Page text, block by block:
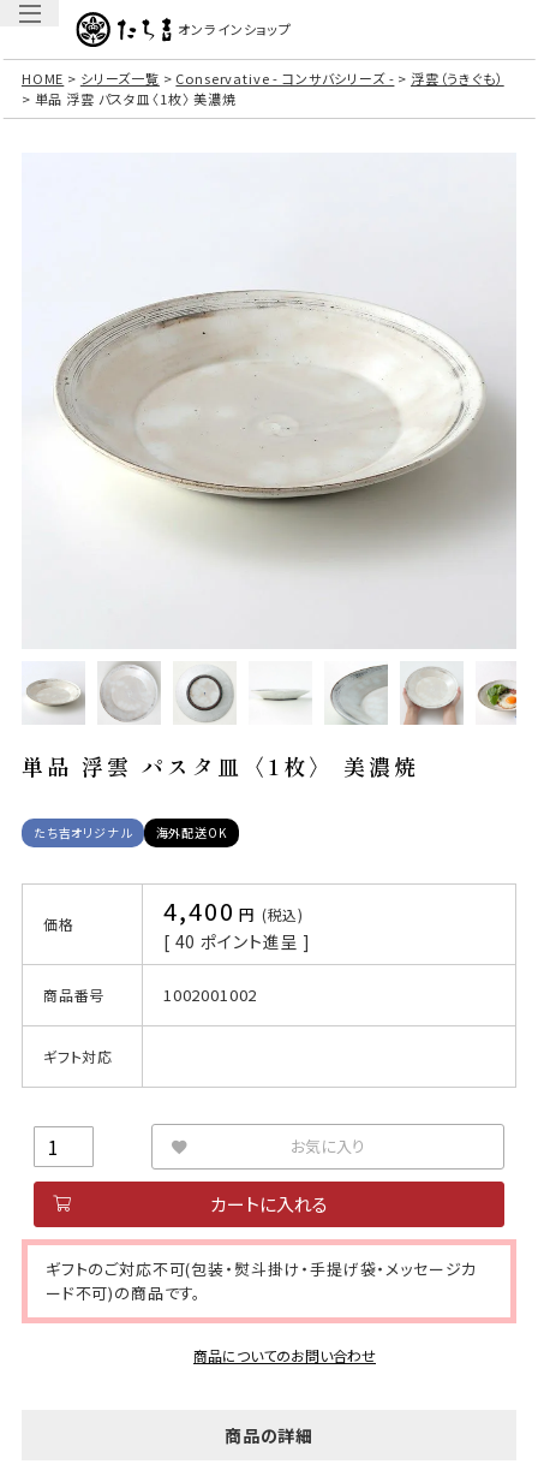
オンラインショップ
HOME シリーズ一覧 Conservative - コンサバシリーズ -
浮雲（うきぐも）
単品 浮雲 パスタ皿〈1枚〉 美濃焼
単品 浮雲 パスタ皿〈1枚〉 美濃焼
たち吉オリジナル 海外配送OK
価格 4,400 税込
[ 40 ポイント進呈 ]
商品番号 1002001002
ギフト対応
お気に入り
カートに入れる
ギフトのご対応不可(包装・熨斗掛け・手提げ袋・メッセージカ
ード不可)の商品です。
商品についてのお問い合わせ
商品の詳細